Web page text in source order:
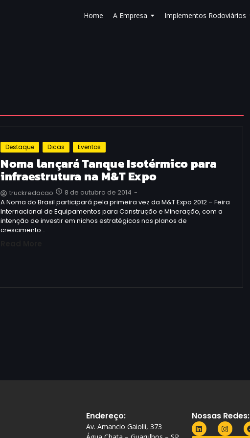
Home A Empresa Implementos Rodoviários
Destaque Dicas Eventos
Noma lançará Tanque Isotérmico para
infraestrutura na M&T Expo
truckredacao 8 de outubro de 2014 -
A Noma do Brasil participará pela primeira vez da M&T Expo 2012 – Feira
Internacional de Equipamentos para Construção e Mineração, com a
intenção de investir em nichos estratégicos nos planos de
crescimento…
Endereço:
Av. Amancio Gaiolli, 373
Nossas Redes: